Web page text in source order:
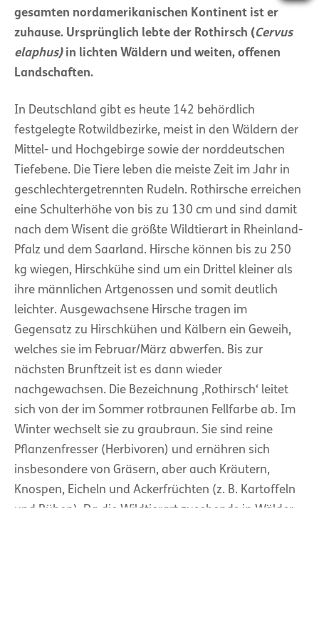
gesamten nordamerikanischen Kontinent ist er
zuhause. Ursprünglich lebte der Rothirsch (Cervus
elaphus)in lichten Wäldern und weiten, offenen
Landschaften.
In Deutschland gibt es heute 142 behördlich
festgelegte Rotwildbezirke, meist in den Wäldern der
Mittel- und Hochgebirge sowie der norddeutschen
Tiefebene. Die Tiere leben die meiste Zeit im Jahr in
geschlechtergetrennten Rudeln. Rothirsche erreichen
eine Schulterhöhe von bis zu 130 cm und sind damit
nach dem Wisent die größte Wildtierart in Rheinland-
Pfalz und dem Saarland. Hirsche können bis zu 250
kg wiegen, Hirschkühe sind um ein Drittel kleiner als
ihre männlichen Artgenossen und somit deutlich
leichter. Ausgewachsene Hirsche tragen im
Gegensatz zu Hirschkühen und Kälbern ein Geweih,
welches sie im Februar/März abwerfen. Bis zur
nächsten Brunftzeit ist es dann wieder
nachgewachsen. Die Bezeichnung ‚Rothirsch‘ leitet
sich von der im Sommer rotbraunen Fellfarbe ab. Im
Winter wechselt sie zu graubraun. Sie sind reine
Pflanzenfresser (Herbivoren) und ernähren sich
insbesondere von Gräsern, aber auch Kräutern,
Knospen, Eicheln und Ackerfrüchten (z. B. Kartoffeln
und Rüben). Da die Wildtierart zusehends in Wälder